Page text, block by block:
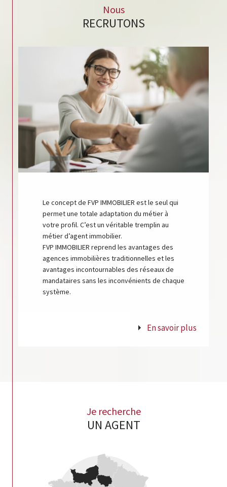
Nous
RECRUTONS
Le concept de FVP IMMOBILIER est le seul qui
permet une totale adaptation du métier à
votre profil. C’est un véritable tremplin au
métier d’agent immobilier.
FVP IMMOBILIER reprend les avantages des
agences immobilières traditionnelles et les
avantages incontournables des réseaux de
mandataires sans les inconvénients de chaque
système.
En savoir plus
Je recherche
UN AGENT